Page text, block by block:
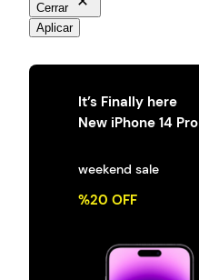
Cerrar
Aplicar
It’s Finally here
New iPhone 14 Pro
weekend sale
%20 OFF